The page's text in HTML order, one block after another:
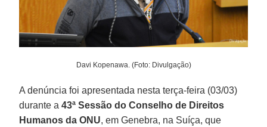
Davi Kopenawa. (Foto: Divulgação)
A denúncia foi apresentada nesta terça-feira (03/03)
durante a43ª Sessão do Conselho de Direitos
Humanos da ONU, em Genebra, na Suíça, que